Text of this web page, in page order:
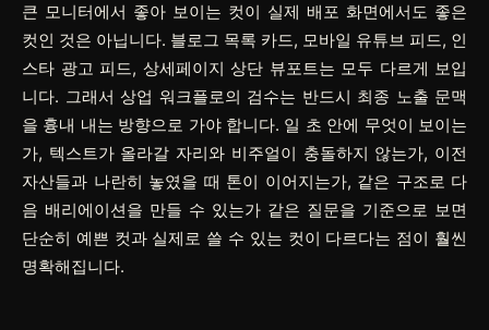
큰 모니터에서 좋아 보이는 컷이 실제 배포 화면에서도 좋은
컷인 것은 아닙니다. 블로그 목록 카드, 모바일 유튜브 피드, 인
스타 광고 피드, 상세페이지 상단 뷰포트는 모두 다르게 보입
니다. 그래서 상업 워크플로의 검수는 반드시 최종 노출 문맥
을 흉내 내는 방향으로 가야 합니다. 일 초 안에 무엇이 보이는
가, 텍스트가 올라갈 자리와 비주얼이 충돌하지 않는가, 이전
자산들과 나란히 놓였을 때 톤이 이어지는가, 같은 구조로 다
음 배리에이션을 만들 수 있는가 같은 질문을 기준으로 보면
단순히 예쁜 컷과 실제로 쓸 수 있는 컷이 다르다는 점이 훨씬
명확해집니다.